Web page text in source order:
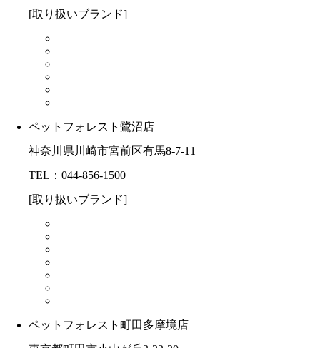
[取り扱いブランド]
ペットフォレスト鷺沼店
神奈川県川崎市宮前区有馬8-7-11
TEL：044-856-1500
[取り扱いブランド]
ペットフォレスト町田多摩境店